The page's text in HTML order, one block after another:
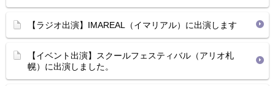
【ラジオ出演】IMAREAL（イマリアル）に出演します
【イベント出演】スクールフェスティバル（アリオ札
幌）に出演しました。